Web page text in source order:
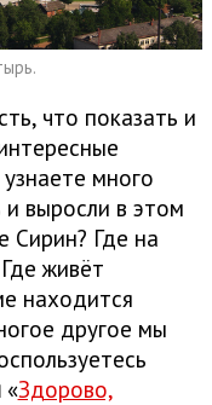
что показать и
много
выросли в этом
Сирин? Где на
живёт
находится
другое мы
«Здорово,